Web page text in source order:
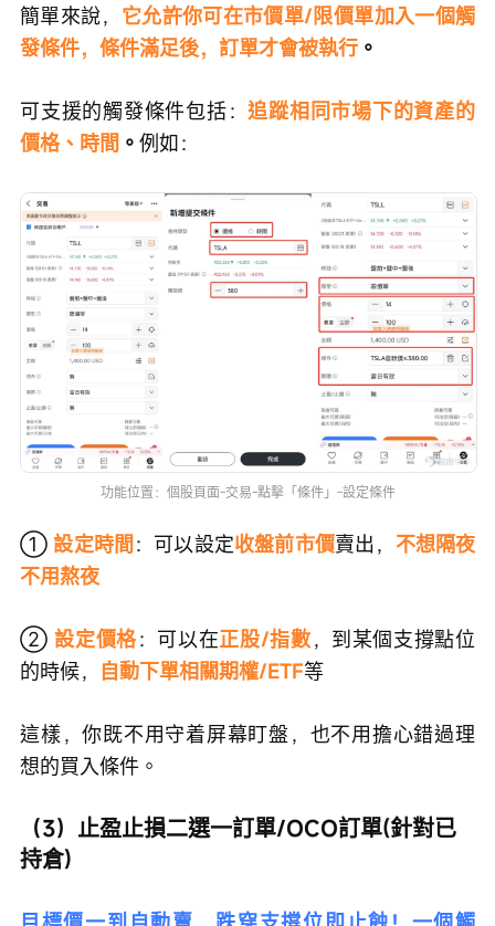
簡單來說， 它允許你可在市價單/限價單加入一個觸
發條件，條件滿足後，訂單才會被執行 。
可支援的觸發條件包括：追蹤相同市場下的資產的
價格、時間 。 例如：
功能位置：個股頁面-交易-點擊「條件」-設定條件
① 設定時間：可以設定收盤前市價賣出， 不想隔夜
不用熬夜
② 設定價格：可以在正股/指數，到某個支撐點位
的時候，
自動下單相關期權/ETF等
這樣，你既不用守着屏幕盯盤，也不用擔心錯過理
想的買入條件。
（3）止盈止損二選一訂單/OCO訂單(針對已
持倉)